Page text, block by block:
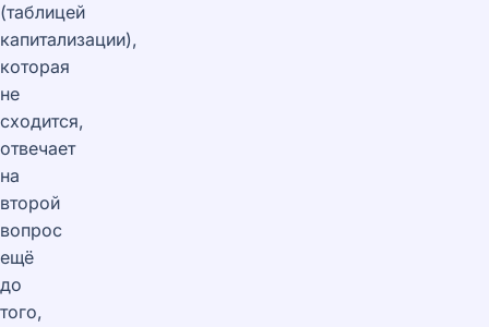
(таблицей
капитализации),
которая
не
сходится,
отвечает
на
второй
вопрос
ещё
до
того,